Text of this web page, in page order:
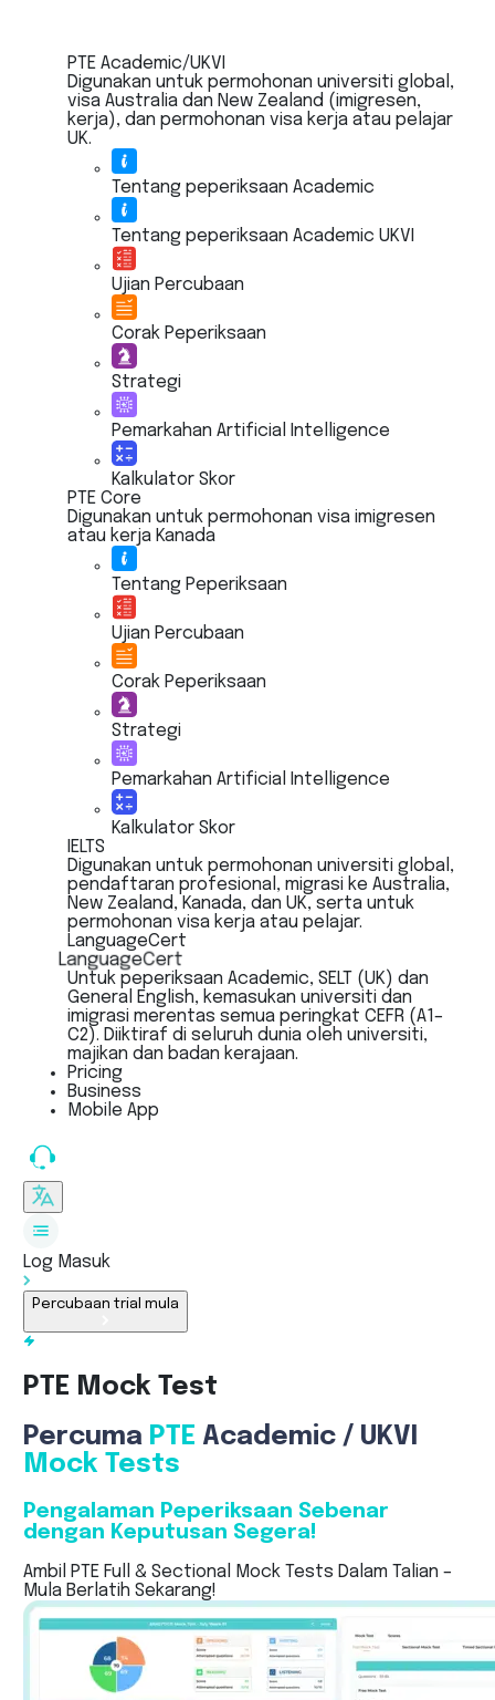
PTE Academic/UKVI
Digunakan untuk permohonan universiti global,
visa Australia dan New Zealand (imigresen,
kerja), dan permohonan visa kerja atau pelajar
UK.
Tentang peperiksaan Academic
Tentang peperiksaan Academic UKVI
Ujian Percubaan
Corak Peperiksaan
Strategi
Pemarkahan Artificial Intelligence
Kalkulator Skor
PTE Core
Digunakan untuk permohonan visa imigresen
atau kerja Kanada
Tentang Peperiksaan
Ujian Percubaan
Corak Peperiksaan
Strategi
Pemarkahan Artificial Intelligence
Kalkulator Skor
IELTS
Digunakan untuk permohonan universiti global,
pendaftaran profesional, migrasi ke Australia,
New Zealand, Kanada, dan UK, serta untuk
permohonan visa kerja atau pelajar.
LanguageCert
LanguageCert
Untuk peperiksaan Academic, SELT (UK) dan
General English, kemasukan universiti dan
imigrasi merentas semua peringkat CEFR (A1–
C2). Diiktiraf di seluruh dunia oleh universiti,
majikan dan badan kerajaan.
Pricing
Business
Mobile App
Log Masuk
Percubaan trial mula
PTE Mock Test
Percuma PTE Academic / UKVI
Mock Tests
Pengalaman Peperiksaan Sebenar
dengan Keputusan Segera!
Ambil PTE Full & Sectional Mock Tests Dalam Talian –
Mula Berlatih Sekarang!